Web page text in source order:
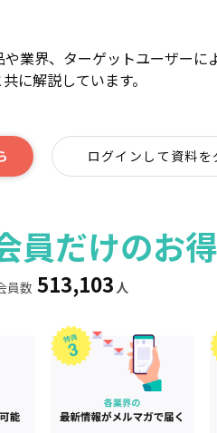
業界、ターゲットユーザーに
に解説しています。
ログインして資料を
員だけのお
員数 513,103 人